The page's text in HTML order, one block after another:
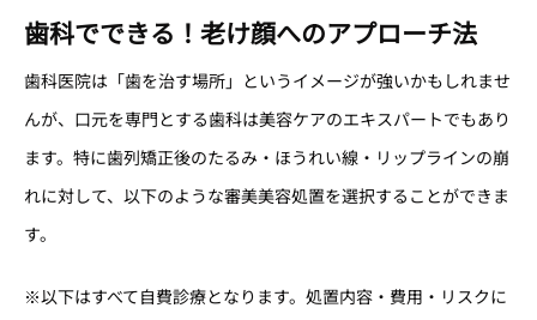
歯科でできる！老け顔へのアプローチ法
歯科医院は「歯を治す場所」というイメージが強いかもしれませ
んが、口元を専門とする歯科は美容ケアのエキスパートでもあり
ます。特に歯列矯正後のたるみ・ほうれい線・リップラインの崩
れに対して、以下のような審美美容処置を選択することができま
す。
※以下はすべて自費診療となります。処置内容・費用・リスクに